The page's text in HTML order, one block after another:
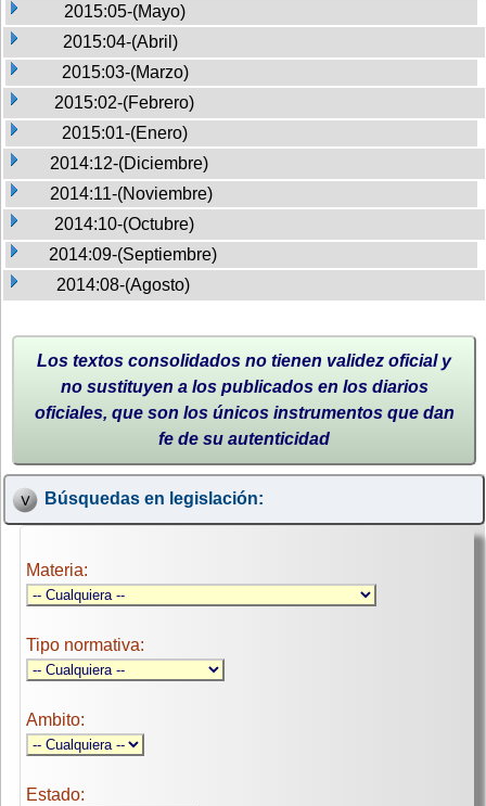
2015:05-(Mayo)
2015:04-(Abril)
2015:03-(Marzo)
2015:02-(Febrero)
2015:01-(Enero)
2014:12-(Diciembre)
2014:11-(Noviembre)
2014:10-(Octubre)
2014:09-(Septiembre)
2014:08-(Agosto)
Los textos consolidados no tienen validez oficial y
no sustituyen a los publicados en los diarios
oficiales, que son los únicos instrumentos que dan
fe de su autenticidad
Búsquedas en legislación:
Materia:
Tipo normativa:
Ambito:
Estado: